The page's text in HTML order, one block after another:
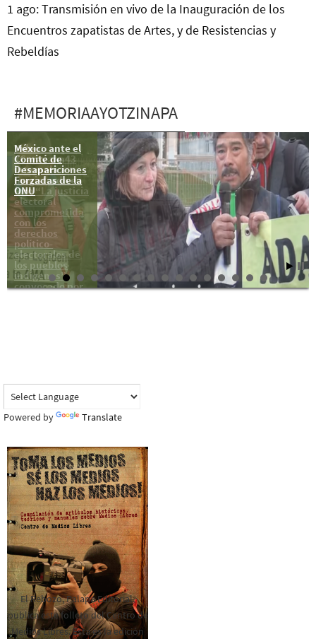
1 ago: Transmisión en vivo de la Inauguración de los
Encuentros zapatistas de Artes, y de Resistencias y
Rebeldías
#MEMORIAAYOTZINAPA
México ante el
Comité de
Desapariciones
Forzadas de la
ONU
Video:
#Caravana43
interpela a
magistrado en
foro “La justicia
electoral
comprometida
con los
derechos
político-
electorales de
los pueblos
indígenas”
convocado por
Powered by Translate
El Rebozo, Palapa Editorial,
publica este folleto del Centro de
Medios Libres. Esta es la edición